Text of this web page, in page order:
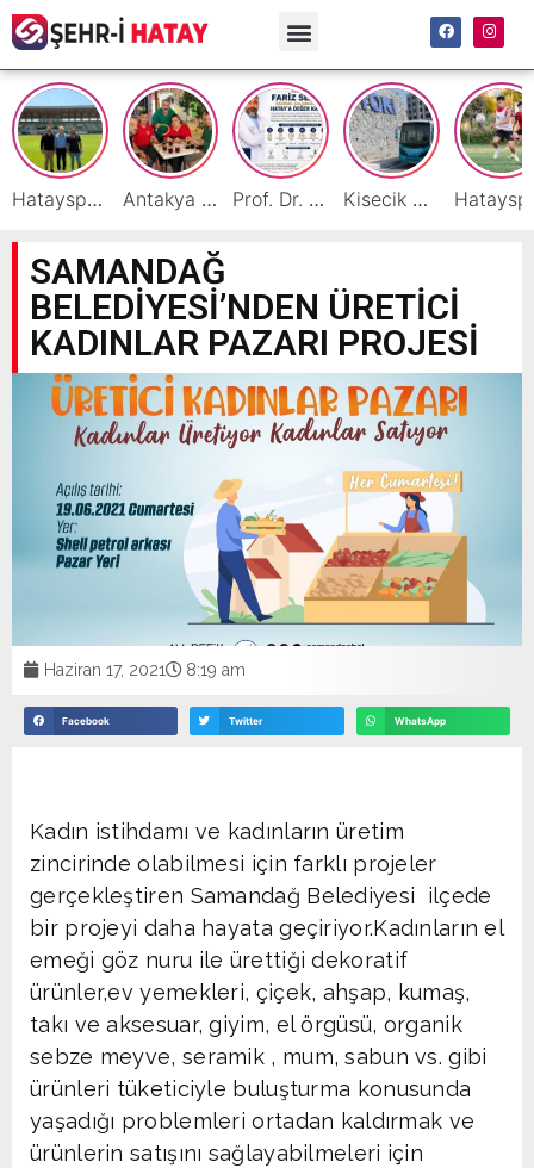
Hatayspor İç Saha Maçlarını Reyhanlı’da Oynamaya Hazırlanıyor Antakya Simidi Türkiye’nin Lezzet Zirvesinde Prof. Dr. Fariz Selimli, Uluslararası Başarılarıyla Hatay’a Değer Katıyor Kisecik TOKİ’lere Toplu Ulaşım Hizmeti Başladı
SAMANDAĞ
BELEDİYESİ’NDEN ÜRETİCİ
KADINLAR PAZARI PROJESİ
Haziran 17, 2021 8:19 am
Facebook Twitter WhatsApp
Kadın istihdamı ve kadınların üretim
zincirinde olabilmesi için farklı projeler
gerçekleştiren Samandağ Belediyesi ilçede
bir projeyi daha hayata geçiriyor.Kadınların el
emeği göz nuru ile ürettiği dekoratif
ürünler,ev yemekleri, çiçek, ahşap, kumaş,
takı ve aksesuar, giyim, el örgüsü, organik
sebze meyve, seramik , mum, sabun vs. gibi
ürünleri tüketiciyle buluşturma konusunda
yaşadığı problemleri ortadan kaldırmak ve
ürünlerin satışını sağlayabilmeleri için